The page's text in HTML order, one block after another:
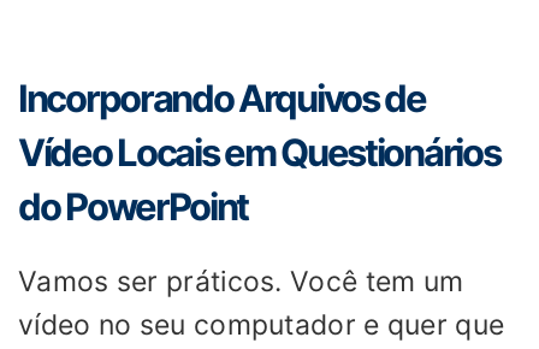
Incorporando Arquivos de
Vídeo Locais em Questionários
do PowerPoint
Vamos ser práticos. Você tem um
vídeo no seu computador e quer que